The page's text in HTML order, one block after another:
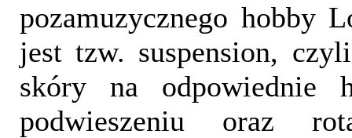
pozamuzycznego hobby
jest tzw. suspension,
skóry na odpowiednie
podwieszeniu oraz